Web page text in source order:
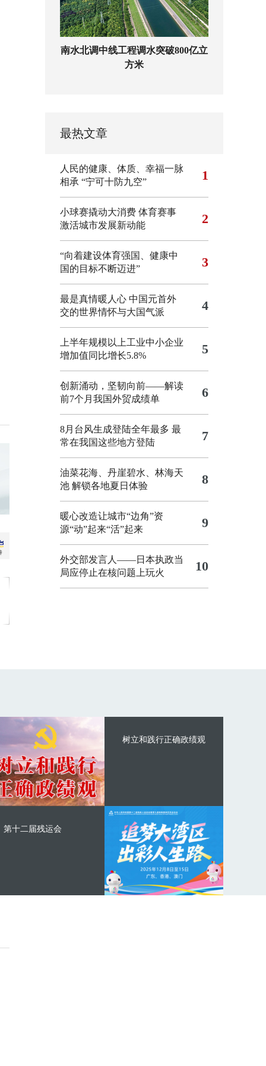
南水北调中线工程调水突破800亿立
方米
最热文章
人民的健康、体质、幸福一脉
相承 “宁可十防九空” 1
小球赛撬动大消费 体育赛事
激活城市发展新动能
2
“向着建设体育强国、健康中
国的目标不断迈进”
3
最是真情暖人心 中国元首外
交的世界情怀与大国气派
4
上半年规模以上工业中小企业
增加值同比增长5.8%
5
创新涌动，坚韧向前——解读
前7个月我国外贸成绩单
6
8月台风生成登陆全年最多 最
常在我国这些地方登陆
7
油菜花海、丹崖碧水、林海天
池 解锁各地夏日体验
8
暖心改造让城市“边角”资
源“动”起来“活”起来
9
外交部发言人——日本执政当
局应停止在核问题上玩火
10
树立和践行正确政绩观
第十二届残运会